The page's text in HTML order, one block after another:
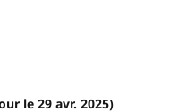
le 29 avr. 2025)